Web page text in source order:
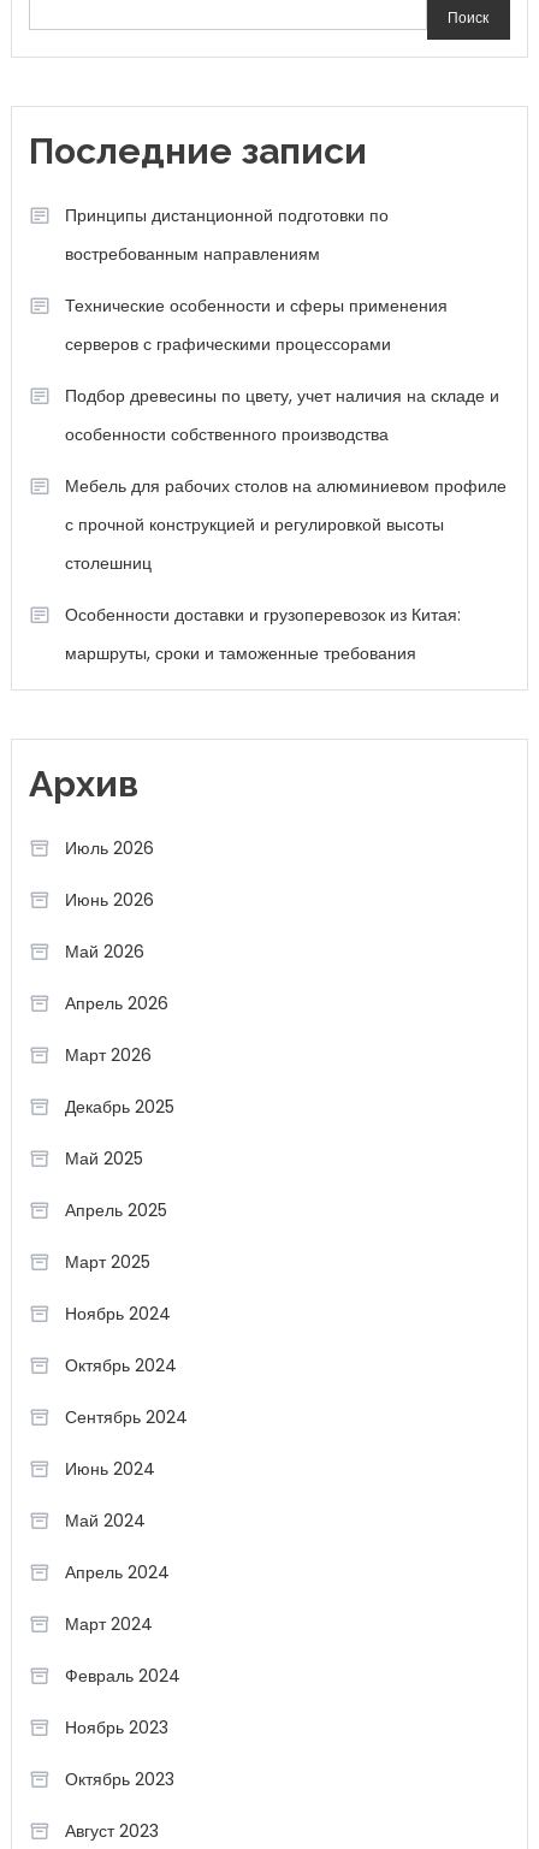
Поиск
Последние записи
Принципы дистанционной подготовки по
востребованным направлениям
Технические особенности и сферы применения
серверов с графическими процессорами
Подбор древесины по цвету, учет наличия на складе и
особенности собственного производства
Мебель для рабочих столов на алюминиевом профиле
с прочной конструкцией и регулировкой высоты
столешниц
Особенности доставки и грузоперевозок из Китая:
маршруты, сроки и таможенные требования
Архив
Июль 2026
Июнь 2026
Май 2026
Апрель 2026
Март 2026
Декабрь 2025
Май 2025
Апрель 2025
Март 2025
Ноябрь 2024
Октябрь 2024
Сентябрь 2024
Июнь 2024
Май 2024
Апрель 2024
Март 2024
Февраль 2024
Ноябрь 2023
Октябрь 2023
Август 2023